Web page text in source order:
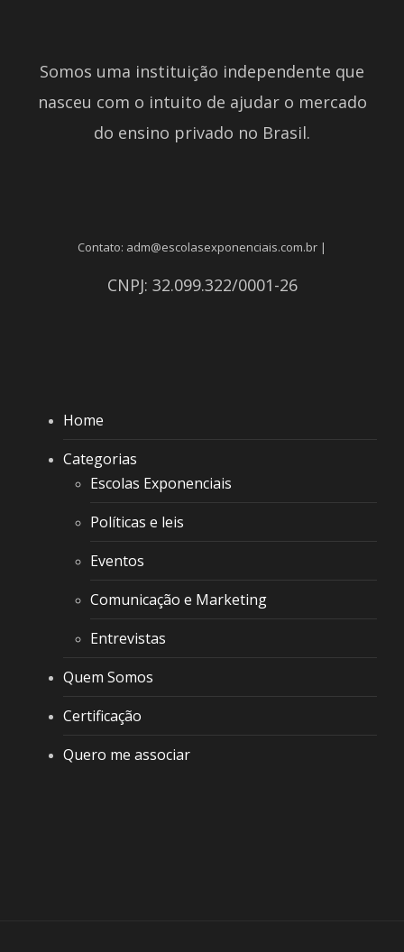
Somos uma instituição independente que
nasceu com o intuito de ajudar o mercado
do ensino privado no Brasil.
Contato: adm@escolasexponenciais.com.br |
CNPJ: 32.099.322/0001-26
Home
Categorias
Escolas Exponenciais
Políticas e leis
Eventos
Comunicação e Marketing
Entrevistas
Quem Somos
Certificação
Quero me associar